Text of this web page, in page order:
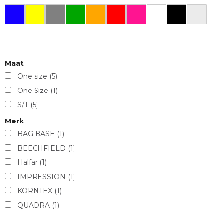
Maat
One size (5)
One Size (1)
S/T (5)
Merk
BAG BASE (1)
BEECHFIELD (1)
Halfar (1)
IMPRESSION (1)
KORNTEX (1)
QUADRA (1)